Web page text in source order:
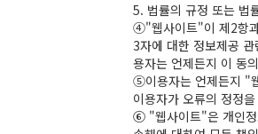
5. 법률의 규정 또는 법
④"웹사이트"이 제2항과
3자에 대한 정보제공
용자는 언제든지 이 동
⑤이용자는 언제든지 "
이용자가 오류의 정정
⑥ "웹사이트"은 개인정